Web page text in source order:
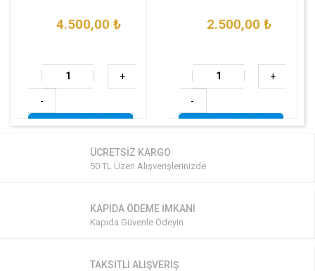
4.500,00 ₺
+
-
2.500,00 ₺
+
-
ÜCRETSİZ KARGO
50 TL Üzeri Alışverişlerinizde
KAPIDA ÖDEME İMKANI
Kapıda Güvenle Ödeyin
TAKSİTLİ ALIŞVERİŞ